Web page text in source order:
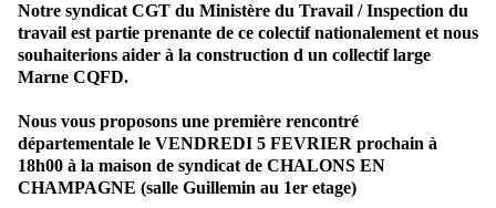
Notre syndicat CGT du Ministère du Travail / Inspection du
travail est partie prenante de ce colectif nationalement et nous
souhaiterions aider à la construction d un collectif large
Marne CQFD.
Nous vous proposons une première rencontré
départementale le VENDREDI 5 FEVRIER prochain à
18h00 à la maison de syndicat de CHALONS EN
CHAMPAGNE (salle Guillemin au 1er etage)